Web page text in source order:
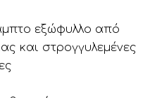
εξώφυλλο από
και στρογγυλεμένες